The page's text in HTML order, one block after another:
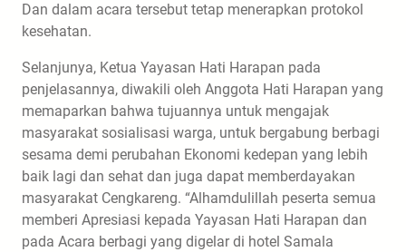
Dan dalam acara tersebut tetap menerapkan protokol
kesehatan.
Selanjunya, Ketua Yayasan Hati Harapan pada
penjelasannya, diwakili oleh Anggota Hati Harapan yang
memaparkan bahwa tujuannya untuk mengajak
masyarakat sosialisasi warga, untuk bergabung berbagi
sesama demi perubahan Ekonomi kedepan yang lebih
baik lagi dan sehat dan juga dapat memberdayakan
masyarakat Cengkareng. “Alhamdulillah peserta semua
memberi Apresiasi kepada Yayasan Hati Harapan dan
pada Acara berbagi yang digelar di hotel Samala